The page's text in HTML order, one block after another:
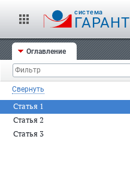
cистема
ГАРАНТ
Оглавление
Свернуть
Статья 1
Статья 2
Статья 3